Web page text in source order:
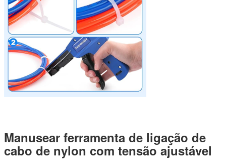
Manusear ferramenta de ligação de
cabo de nylon com tensão ajustável